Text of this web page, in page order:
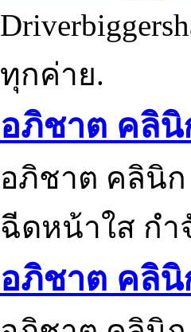
ทุกค่าย.
อภิชาต คลินิ
อภิชาต คลินิก
ฉีดหน้าใส กำ
อภิชาต คลินิ